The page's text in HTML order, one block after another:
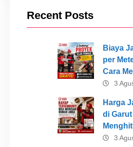
Recent Posts
Biaya
per
Cara
3
Harga
di
3